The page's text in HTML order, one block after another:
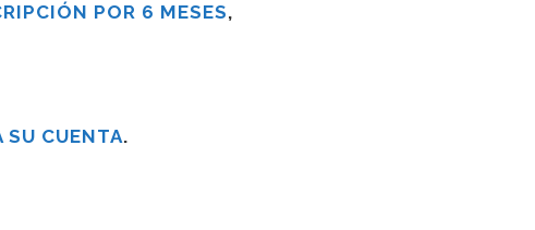
POR 6 MESES,
SU CUENTA.